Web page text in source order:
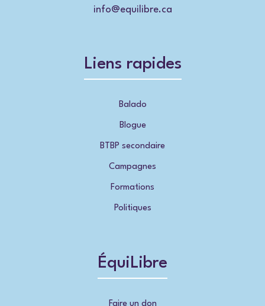
info@equilibre.ca
Liens rapides
Balado
Blogue
BTBP secondaire
Campagnes
Formations
Politiques
ÉquiLibre
Faire un don